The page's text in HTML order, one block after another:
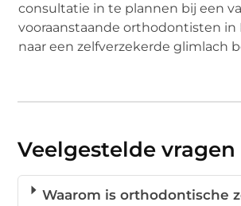
consultatie in te plannen bij een
vooraanstaande orthodontisten in
naar een zelfverzekerde glimlach
Veelgestelde vragen
Waarom is orthodontische